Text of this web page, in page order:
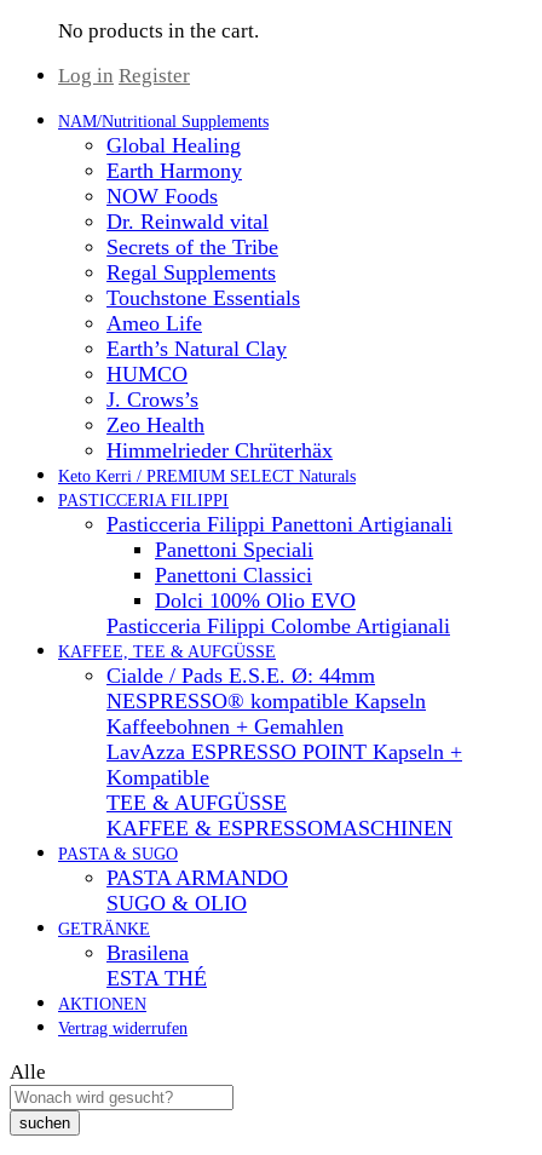
No products in the cart.
Log in Register
NAM/Nutritional Supplements
Global Healing
Earth Harmony
NOW Foods
Dr. Reinwald vital
Secrets of the Tribe
Regal Supplements
Touchstone Essentials
Ameo Life
Earth’s Natural Clay
HUMCO
J. Crows’s
Zeo Health
Himmelrieder Chrüterhäx
Keto Kerri / PREMIUM SELECT Naturals
PASTICCERIA FILIPPI
Pasticceria Filippi Panettoni Artigianali
Panettoni Speciali
Panettoni Classici
Dolci 100% Olio EVO
Pasticceria Filippi Colombe Artigianali
KAFFEE, TEE & AUFGÜSSE
Cialde / Pads E.S.E. Ø: 44mm
NESPRESSO® kompatible Kapseln
Kaffeebohnen + Gemahlen
LavAzza ESPRESSO POINT Kapseln +
Kompatible
TEE & AUFGÜSSE
KAFFEE & ESPRESSOMASCHINEN
PASTA & SUGO
PASTA ARMANDO
SUGO & OLIO
GETRÄNKE
Brasilena
ESTA THÉ
AKTIONEN
Vertrag widerrufen
Alle
suchen